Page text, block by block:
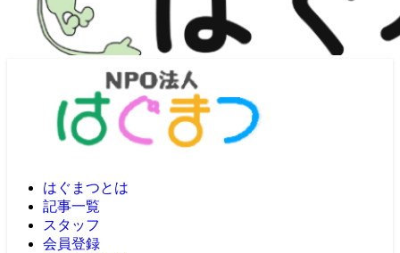
はぐまつとは
記事一覧
スタッフ
会員登録